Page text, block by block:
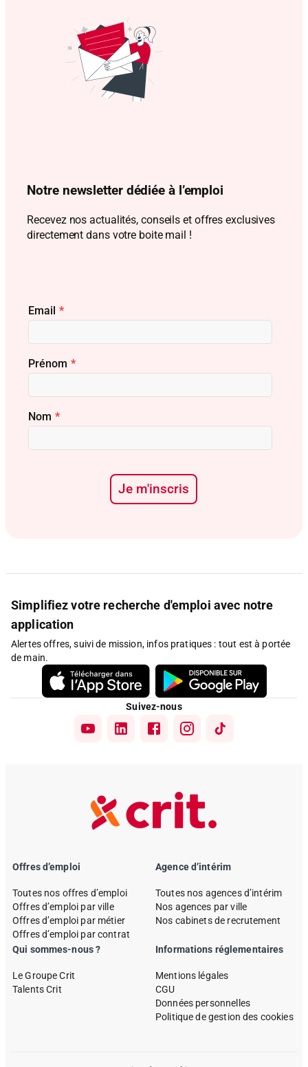
Notre newsletter dédiée à l’emploi
Recevez nos actualités, conseils et offres exclusives
directement dans votre boite mail !
Email *
Prénom *
Nom *